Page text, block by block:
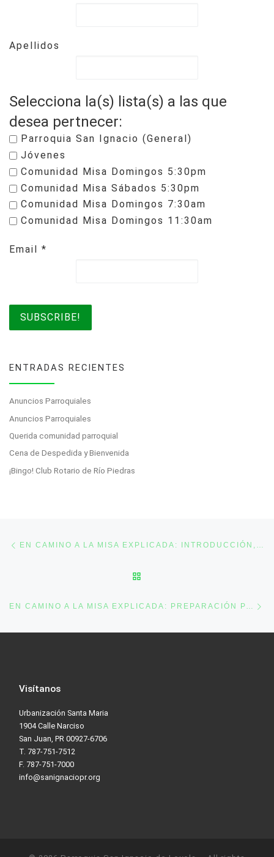
Apellidos
Selecciona la(s) lista(s) a las que
desea pertnecer:
Parroquia San Ignacio (General)
Jóvenes
Comunidad Misa Domingos 5:30pm
Comunidad Misa Sábados 5:30pm
Comunidad Misa Domingos 7:30am
Comunidad Misa Domingos 11:30am
Email *
ENTRADAS RECIENTES
Anuncios Parroquiales
Anuncios Parroquiales
Querida comunidad parroquial
Cena de Despedida y Bienvenida
¡Bingo! Club Rotario de Río Piedras
Post navigation EN CAMINO A LA MISA EXPLICADA: INTRODUCCIÓN, 23 DE ABRIL DE 2020
EN CAMINO A LA MISA EXPLICADA: PREPARACIÓN PARA LA MISA, 25 DE ABRIL DE 2020
Visítanos
Urbanización Santa Maria
1904 Calle Narciso
San Juan, PR 00927-6706
T. 787-751-7512
F. 787-751-7000
info@sanignaciopr.org